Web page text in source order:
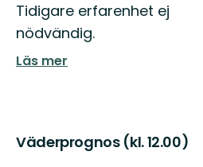
Tidigare erfarenhet ej
nödvändig.
Läs mer
Väderprognos (kl. 12.00)